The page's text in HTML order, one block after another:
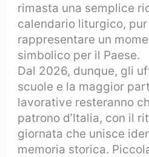
rimasta una semplice
calendario liturgico,
rappresentare un
simbolico per il Paese.
Dal 2026, dunque, gli
scuole e la maggior
lavorative resteranno
patrono d’Italia, con il
giornata che unisce
memoria storica.